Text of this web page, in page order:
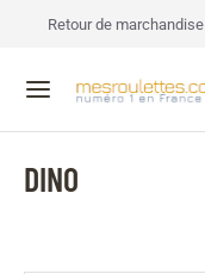
Retour de marchandise
DINO